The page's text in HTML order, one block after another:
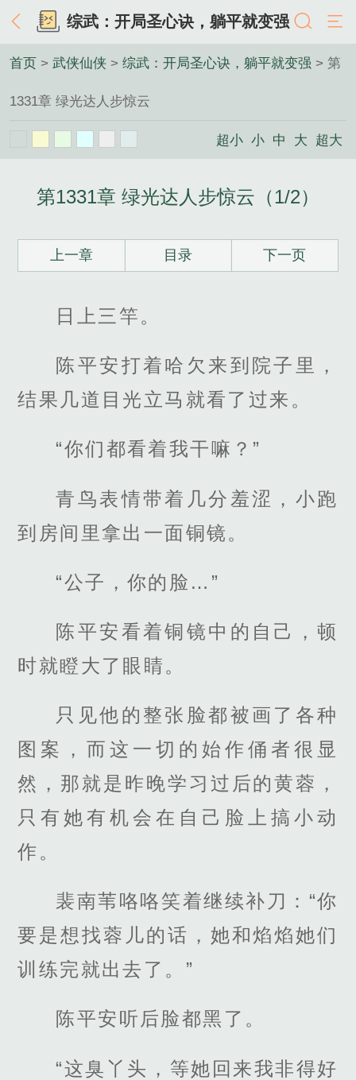
综武：开局圣心诀，躺平就变强
首页 > 武侠仙侠 > 综武：开局圣心诀，躺平就变强 > 第
1331章 绿光达人步惊云
超小 小 中 大 超大
第1331章 绿光达人步惊云（1/2）
上一章 目录 下一页
日上三竿。
陈平安打着哈欠来到院子里，
结果几道目光立马就看了过来。
“你们都看着我干嘛？”
青鸟表情带着几分羞涩，小跑
到房间里拿出一面铜镜。
“公子，你的脸…”
陈平安看着铜镜中的自己，顿
时就瞪大了眼睛。
只见他的整张脸都被画了各种
图案，而这一切的始作俑者很显
然，那就是昨晚学习过后的黄蓉，
只有她有机会在自己脸上搞小动
作。
裴南苇咯咯笑着继续补刀：“你
要是想找蓉儿的话，她和焰焰她们
训练完就出去了。”
陈平安听后脸都黑了。
“这臭丫头，等她回来我非得好